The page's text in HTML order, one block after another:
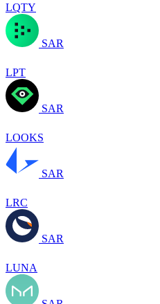
LQTY
SAR
LPT
SAR
LOOKS
SAR
LRC
SAR
LUNA